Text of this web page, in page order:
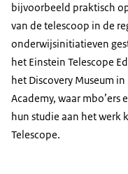
bijvoorbeeld praktisch
van de telescoop in de
onderwijsinitiatieven
het Einstein Telescope
het Discovery Museum
Academy, waar mbo’ers
hun studie aan het werk
Telescope.